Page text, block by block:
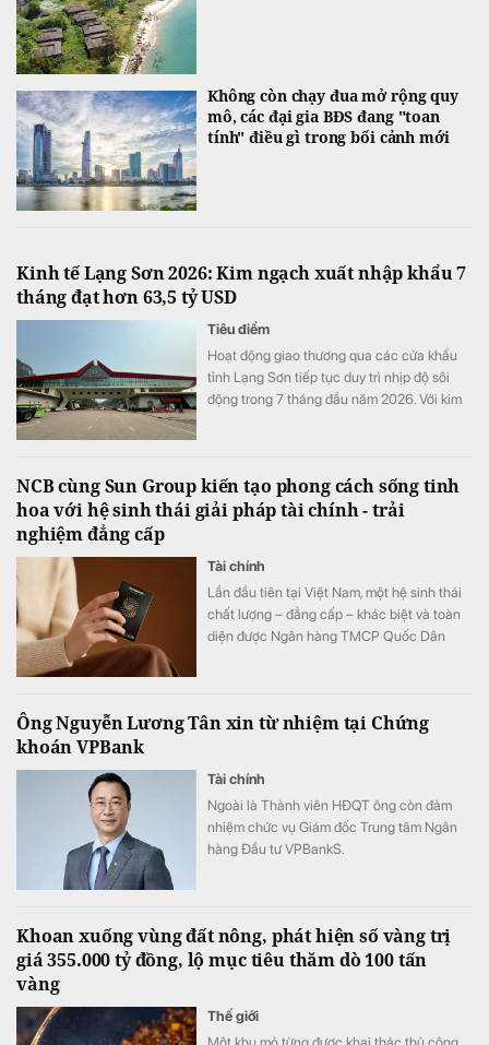
Không còn chạy đua mở rộng quy
mô, các đại gia BĐS đang "toan
tính" điều gì trong bối cảnh mới
Kinh tế Lạng Sơn 2026: Kim ngạch xuất nhập khẩu 7
tháng đạt hơn 63,5 tỷ USD
Tiêu điểm
Hoạt động giao thương qua các cửa khẩu
tỉnh Lạng Sơn tiếp tục duy trì nhịp độ sôi
động trong 7 tháng đầu năm 2026. Với kim
NCB cùng Sun Group kiến tạo phong cách sống tinh
hoa với hệ sinh thái giải pháp tài chính - trải
nghiệm đẳng cấp
Tài chính
Lần đầu tiên tại Việt Nam, một hệ sinh thái
chất lượng – đẳng cấp – khác biệt và toàn
diện được Ngân hàng TMCP Quốc Dân
những đặc quyền cao nhất.
Ông Nguyễn Lương Tân xin từ nhiệm tại Chứng
khoán VPBank
Tài chính
Ngoài là Thành viên HĐQT ông còn đảm
nhiệm chức vụ Giám đốc Trung tâm Ngân
hàng Đầu tư VPBankS.
Khoan xuống vùng đất nông, phát hiện số vàng trị
giá 355.000 tỷ đồng, lộ mục tiêu thăm dò 100 tấn
vàng
Thế giới